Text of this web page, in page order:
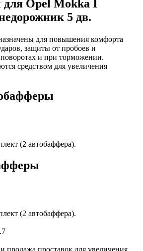
Opel Mokka I
5 дв.
для повышения комфорта
защиты от пробоев и
и при торможении.
средством для увеличения
(2 автобаффера).
(2 автобаффера).